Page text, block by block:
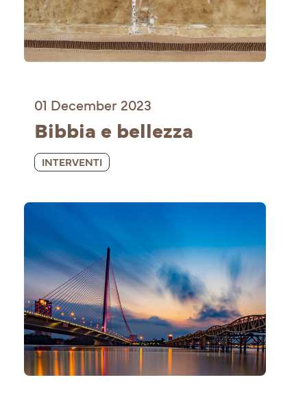
01 December 2023
Bibbia e bellezza
INTERVENTI